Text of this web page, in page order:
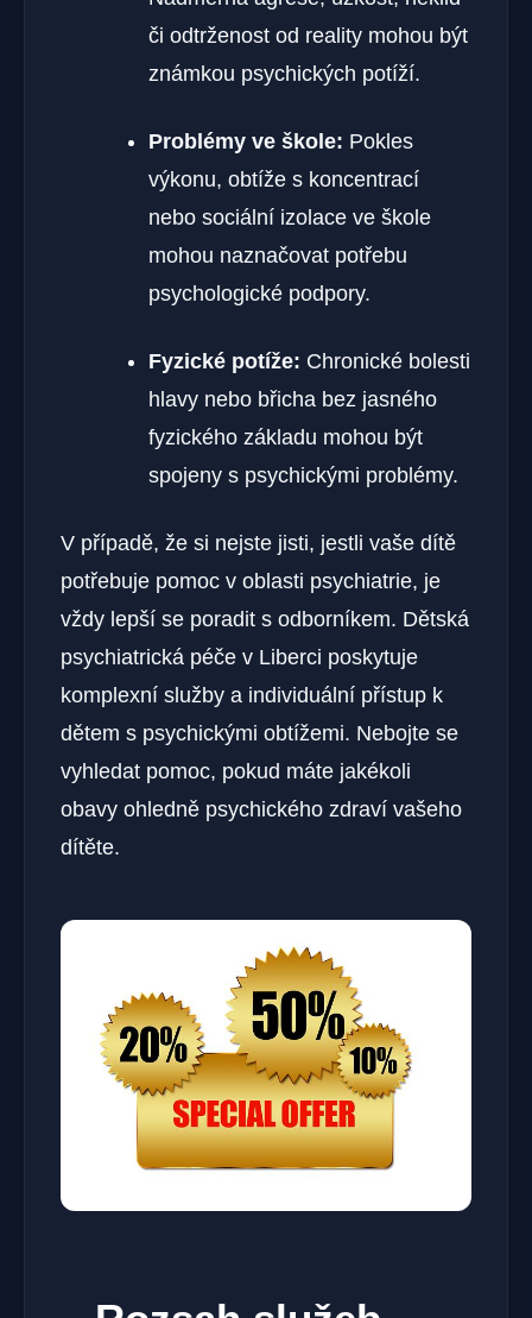
či odtrženost od reality mohou být
známkou psychických potíží.
Problémy ve škole: Pokles
výkonu, obtíže s koncentrací
nebo sociální izolace ve škole
mohou naznačovat potřebu
psychologické podpory.
Fyzické potíže: Chronické bolesti
hlavy nebo břicha bez jasného
fyzického základu mohou být
spojeny s psychickými problémy.
V případě, že si nejste jisti, jestli vaše dítě
potřebuje pomoc v oblasti psychiatrie, je
vždy lepší se poradit s odborníkem. Dětská
psychiatrická péče v Liberci poskytuje
komplexní služby a individuální přístup k
dětem s psychickými obtížemi. Nebojte se
vyhledat pomoc, pokud máte jakékoli
obavy ohledně psychického zdraví vašeho
dítěte.